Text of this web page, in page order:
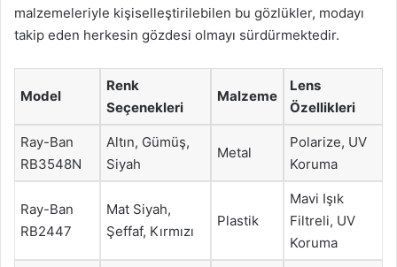
malzemeleriyle kişiselleştirilebilen bu gözlükler, modayı
takip eden herkesin gözdesi olmayı sürdürmektedir.
Model
Renk
Seçenekleri
Malzeme
Lens
Özellikleri
Ray-Ban
RB3548N
Altın, Gümüş,
Siyah
Metal
Polarize, UV
Koruma
Ray-Ban
RB2447
Mat Siyah,
Şeffaf, Kırmızı
Plastik
Mavi Işık
Filtreli, UV
Koruma